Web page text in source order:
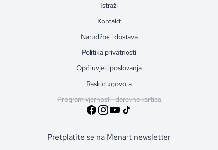
Istraži
Kontakt
Narudžbe i dostava
Politika privatnosti
Opći uvjeti poslovanja
Raskid ugovora
Program vjernosti i darovna kartica
Pretplatite se na Menart newsletter